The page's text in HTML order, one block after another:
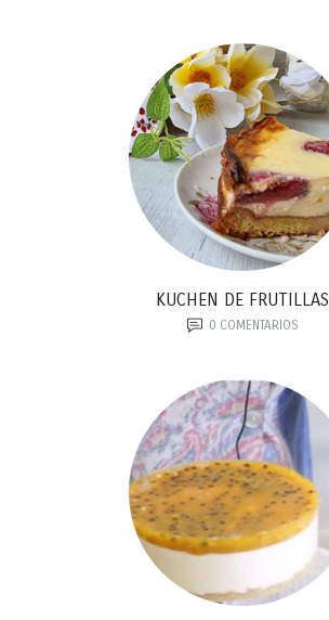
KUCHEN DE FRUTILLAS
0COMENTARIOS